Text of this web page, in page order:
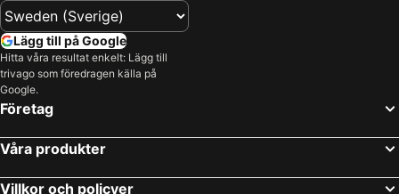
Lägg till på Google
Hitta våra resultat enkelt: Lägg till
trivago som föredragen källa på
Google.
Företag
Våra produkter
Villkor och policyer